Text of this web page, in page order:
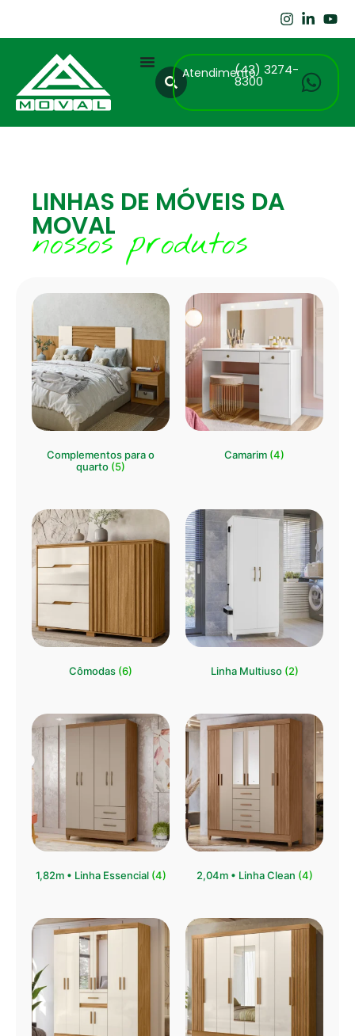
Atendimento(43) 3274-
8300
LINHAS DE MÓVEIS DA
MOVAL
nossos produtos
Complementos para o
quarto (5)
Camarim (4)
Cômodas (6) Linha Multiuso (2)
1,82m • Linha Essencial (4) 2,04m • Linha Clean (4)